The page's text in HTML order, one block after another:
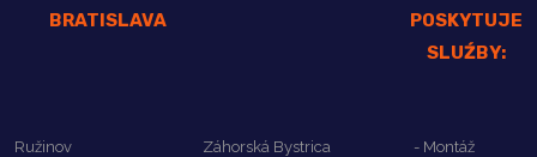
BRATISLAVA
POSKYTUJE
SLUŹBY:
Ružinov Záhorská Bystrica
- Montáž